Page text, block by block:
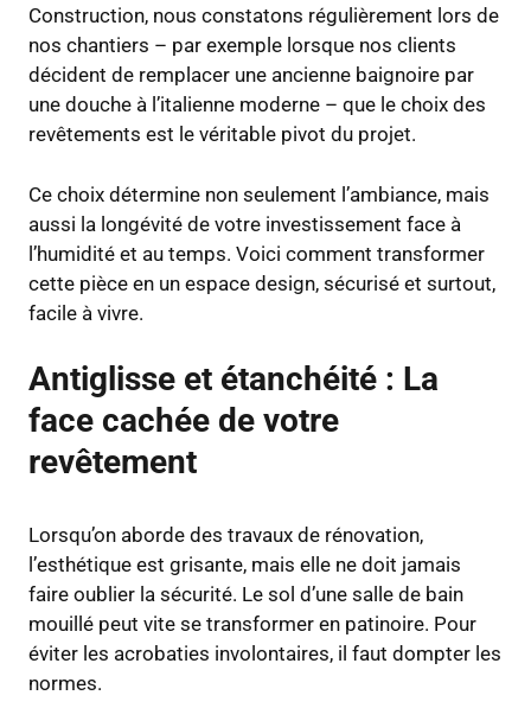
Construction, nous constatons régulièrement lors de
nos chantiers – par exemple lorsque nos clients
décident de remplacer une ancienne baignoire par
une douche à l’italienne moderne – que le choix des
revêtements est le véritable pivot du projet.
Ce choix détermine non seulement l’ambiance, mais
aussi la longévité de votre investissement face à
l’humidité et au temps. Voici comment transformer
cette pièce en un espace design, sécurisé et surtout,
facile à vivre.
Antiglisse et étanchéité : La
face cachée de votre
revêtement
Lorsqu’on aborde des travaux de rénovation,
l’esthétique est grisante, mais elle ne doit jamais
faire oublier la sécurité. Le sol d’une salle de bain
mouillé peut vite se transformer en patinoire. Pour
éviter les acrobaties involontaires, il faut dompter les
normes.